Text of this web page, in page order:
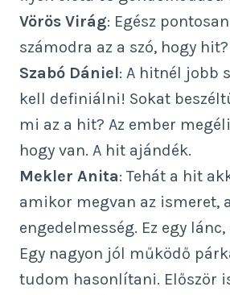
Vörös Virág: Egész
számodra az a szó, hogy hit?
Szabó Dániel: A hitnél jobb
kell definiálni! Sokat
mi az a hit? Az ember
hogy van. A hit ajándék.
Mekler Anita: Tehát a hit
amikor megvan az ismeret,
engedelmesség. Ez egy
Egy nagyon jól működő
tudom hasonlítani. Először